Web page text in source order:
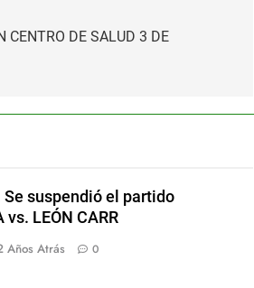
CENTRO DE SALUD 3 DE
Se suspendió el partido
vs. LEÓN CARR
Años Atrás 0